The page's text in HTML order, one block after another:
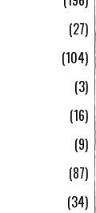
27
104
3
16
9
87
34